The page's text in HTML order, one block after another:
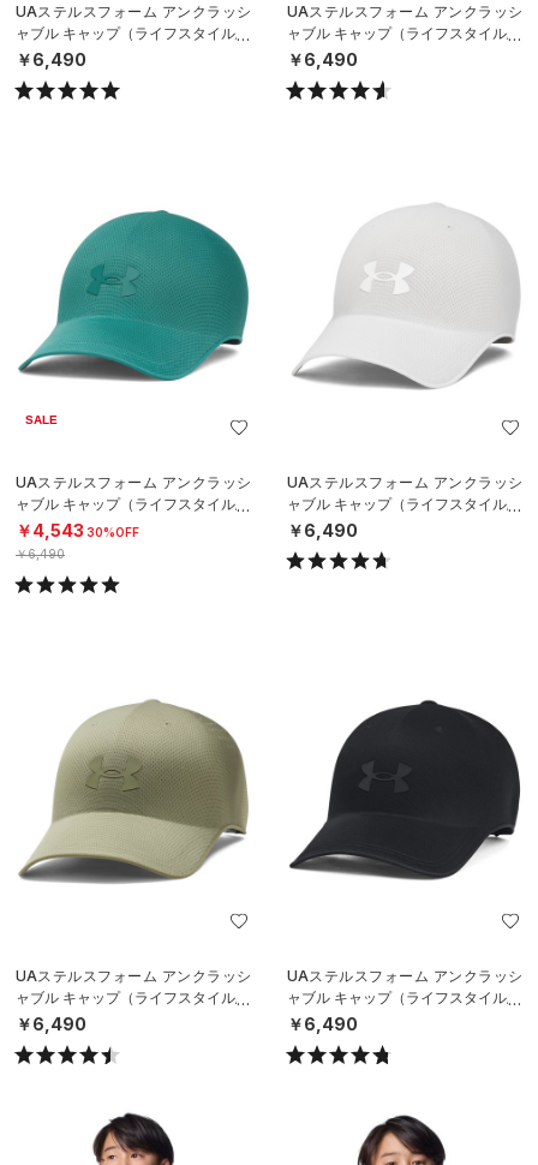
UAステルスフォーム アンクラッシ
ャブル キャップ（ライフスタイル/U
NISEX）
￥6,490
UAステルスフォーム アンクラッシ
ャブル キャップ（ライフスタイル/U
NISEX）
￥6,490
SALE
UAステルスフォーム アンクラッシ
ャブル キャップ（ライフスタイル/U
NISEX）
￥4,543 30%OFF
￥6,490
UAステルスフォーム アンクラッシ
ャブル キャップ（ライフスタイル/U
NISEX）
￥6,490
UAステルスフォーム アンクラッシ
ャブル キャップ（ライフスタイル/U
NISEX）
￥6,490
UAステルスフォーム アンクラッシ
ャブル キャップ（ライフスタイル/U
NISEX）
￥6,490